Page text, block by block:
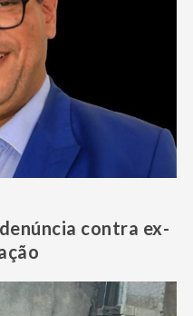
contra ex-